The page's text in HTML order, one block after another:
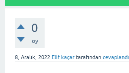
0
oy
8, Aralık, 2022 Elif kaçar tarafından cevaplandı